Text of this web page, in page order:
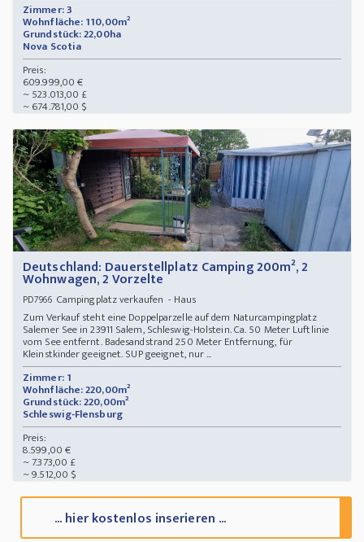
Zimmer: 3
Wohnfläche: 110,00m²
Grundstück: 22,00ha
Nova Scotia
Preis:
609.999,00 €
~ 523.013,00 £
~ 674.781,00 $
Deutschland: Dauerstellplatz Camping 200m², 2
Wohnwagen, 2 Vorzelte
PD7966Campingplatz verkaufen - Haus
Zum Verkauf steht eine Doppelparzelle auf dem Naturcampingplatz
Salemer See in 23911 Salem, Schleswig-Holstein. Ca. 50 Meter Luftlinie
vom See entfernt. Badesandstrand 250 Meter Entfernung, für
Kleinstkinder geeignet. SUP geeignet, nur ...
Zimmer: 1
Wohnfläche: 220,00m²
Grundstück: 220,00m²
Schleswig-Flensburg
Preis:
8.599,00 €
~ 7.373,00 £
~ 9.512,00 $
... hier kostenlos inserieren ...